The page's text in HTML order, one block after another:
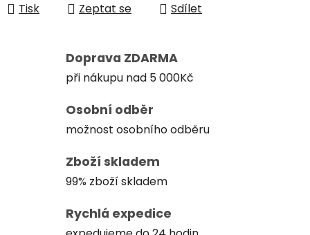
Tisk Zeptat se Sdílet
Doprava ZDARMA
při nákupu nad 5 000Kč
Osobní odběr
možnost osobního odběru
Zboží skladem
99% zboží skladem
Rychlá expedice